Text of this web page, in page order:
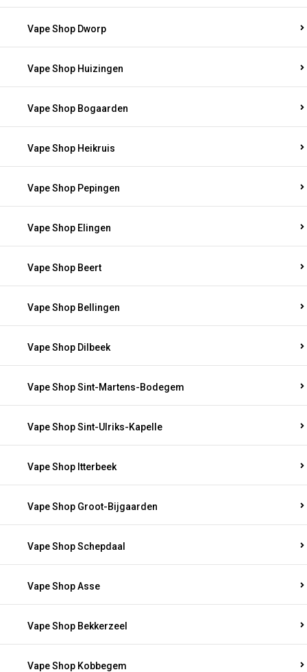
Vape Shop Dworp
Vape Shop Huizingen
Vape Shop Bogaarden
Vape Shop Heikruis
Vape Shop Pepingen
Vape Shop Elingen
Vape Shop Beert
Vape Shop Bellingen
Vape Shop Dilbeek
Vape Shop Sint-Martens-Bodegem
Vape Shop Sint-Ulriks-Kapelle
Vape Shop Itterbeek
Vape Shop Groot-Bijgaarden
Vape Shop Schepdaal
Vape Shop Asse
Vape Shop Bekkerzeel
Vape Shop Kobbegem